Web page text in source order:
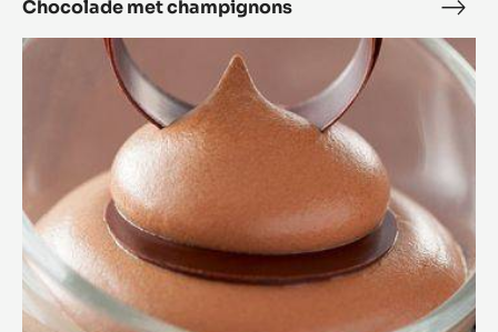
Chocolade met champignons
met
Alunga™